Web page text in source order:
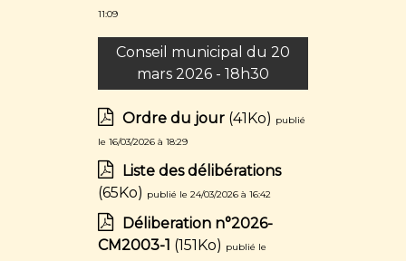
11:09
Conseil municipal du 20
mars 2026 - 18h30
Ordre du jour (41Ko) publié
le 16/03/2026 à 18:29
Liste des délibérations
(65Ko) publié le 24/03/2026 à 16:42
Déliberation n°2026-
CM2003-1 (151Ko) publié le